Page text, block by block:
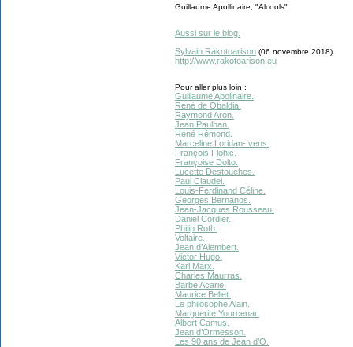
Guillaume Apollinaire, "Alcools"
Aussi sur le blog.
Sylvain Rakotoarison (06 novembre 2018)
http://www.rakotoarison.eu
Pour aller plus loin :
Guillaume Apolinaire.
René de Obaldia.
Raymond Aron.
Jean Paulhan.
René Rémond.
Marceline Loridan-Ivens.
François Flohic.
Françoise Dolto.
Lucette Destouches.
Paul Claudel.
Louis-Ferdinand Céline.
Georges Bernanos.
Jean-Jacques Rousseau.
Daniel Cordier.
Philip Roth.
Voltaire.
Jean d’Alembert.
Victor Hugo.
Karl Marx.
Charles Maurras.
Barbe Acarie.
Maurice Bellet.
Le philosophe Alain.
Marguerite Yourcenar.
Albert Camus.
Jean d’Ormesson.
Les 90 ans de Jean d’O.